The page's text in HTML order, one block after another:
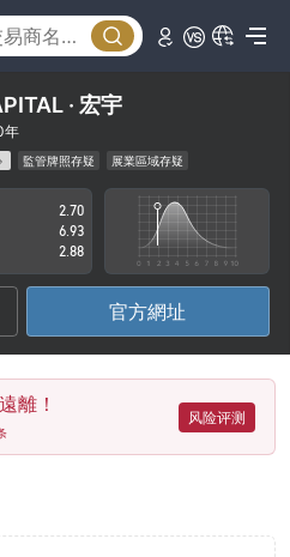
· 宏宇
年
監管牌照存疑
展業區域存疑
2.70
6.93
2.88
官方網址
離！
风险评测